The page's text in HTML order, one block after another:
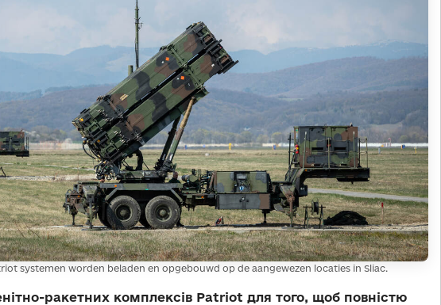
systemen worden beladen en opgebouwd op de aangewezen locaties in Sliac.
ракетних комплексів Patriot для того, щоб повністю